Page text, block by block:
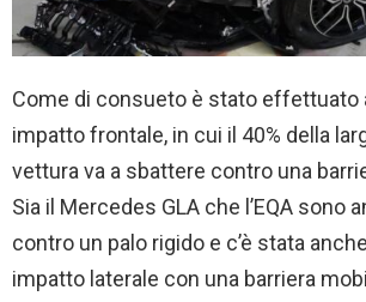
Come di consueto è stato effettuato
impatto frontale, in cui il 40% della
vettura va a sbattere contro una
Sia il Mercedes GLA che l’EQA sono
contro un palo rigido e c’è stata
impatto laterale con una barriera